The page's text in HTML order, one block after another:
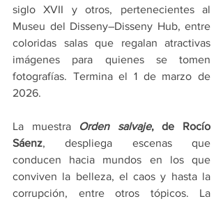
siglo XVII y otros, pertenecientes al
Museu del Disseny–Disseny Hub, entre
coloridas salas que regalan atractivas
imágenes para quienes se tomen
fotografías. Termina el 1 de marzo de
2026.
La muestra Orden salvaje, de Rocío
Sáenz, despliega escenas que
conducen hacia mundos en los que
conviven la belleza, el caos y hasta la
corrupción, entre otros tópicos. La